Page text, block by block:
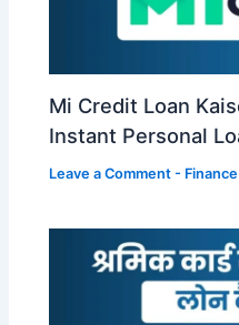
Mi Credit Loan
Instant Personal
Leave a Comment - Finance